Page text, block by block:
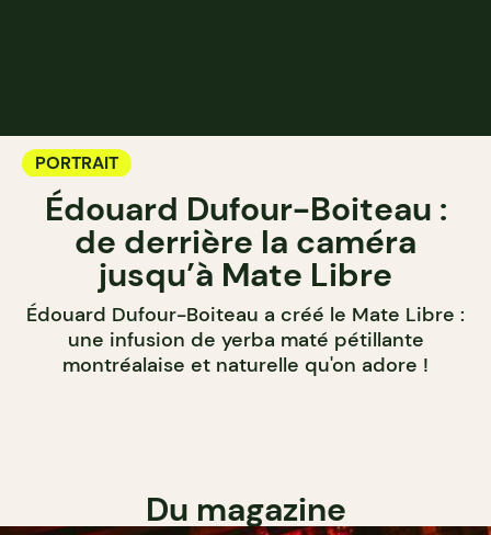
PORTRAIT
Édouard Dufour-Boiteau :
de derrière la caméra
jusqu’à Mate Libre
Édouard Dufour-Boiteau a créé le Mate Libre :
une infusion de yerba maté pétillante
montréalaise et naturelle qu'on adore !
Du magazine